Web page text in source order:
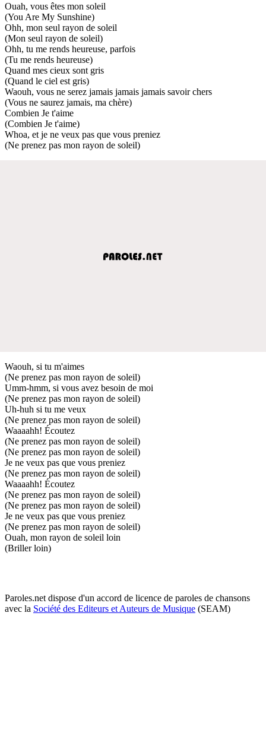
Ouah, vous êtes mon soleil
(You Are My Sunshine)
Ohh, mon seul rayon de soleil
(Mon seul rayon de soleil)
Ohh, tu me rends heureuse, parfois
(Tu me rends heureuse)
Quand mes cieux sont gris
(Quand le ciel est gris)
Waouh, vous ne serez jamais jamais jamais savoir chers
(Vous ne saurez jamais, ma chère)
Combien Je t'aime
(Combien Je t'aime)
Whoa, et je ne veux pas que vous preniez
(Ne prenez pas mon rayon de soleil)
Waouh, si tu m'aimes
(Ne prenez pas mon rayon de soleil)
Umm-hmm, si vous avez besoin de moi
(Ne prenez pas mon rayon de soleil)
Uh-huh si tu me veux
(Ne prenez pas mon rayon de soleil)
Waaaahh! Écoutez
(Ne prenez pas mon rayon de soleil)
(Ne prenez pas mon rayon de soleil)
Je ne veux pas que vous preniez
(Ne prenez pas mon rayon de soleil)
Waaaahh! Écoutez
(Ne prenez pas mon rayon de soleil)
(Ne prenez pas mon rayon de soleil)
Je ne veux pas que vous preniez
(Ne prenez pas mon rayon de soleil)
Ouah, mon rayon de soleil loin
(Briller loin)
Paroles.net dispose d'un accord de licence de paroles de chansons
avec la Société des Editeurs et Auteurs de Musique (SEAM)